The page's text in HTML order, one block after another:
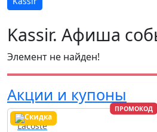
Kassir. Афиша
Элемент не найден!
Акции и купоны
ПРОМОКОД
Lacoste